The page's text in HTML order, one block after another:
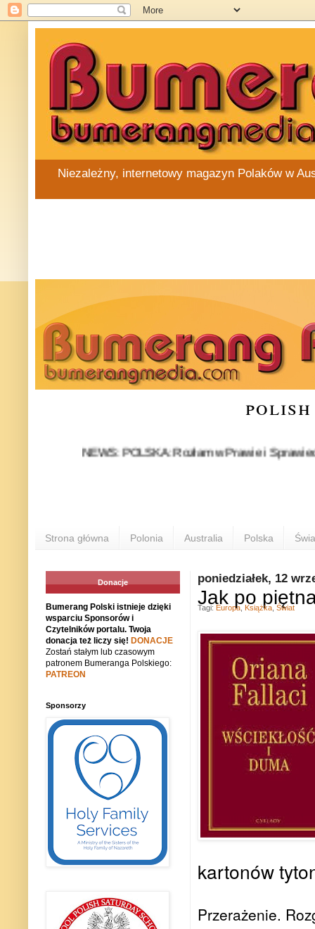
Niezależny, internetowy magazyn Polaków w
NEWS: POLSKA: Rozłam w Prawie i
Strona główna Polonia Australia Polska
poniedziałek, 12
Jak po
kartonów
Przerażenie.
Tagi: Europa Książka Świat
Donacje
Bumerang Polski istnieje dzięki
wsparciu Sponsorów i
Czytelników portalu. Twoja
donacja też liczy się! DONACJE
Zostań stałym lub czasowym
patronem Bumeranga Polskiego:
PATREON
Sponsorzy